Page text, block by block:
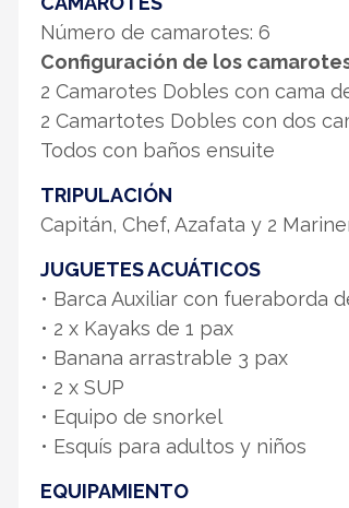
Número de camarotes: 6
Configuración de los
2 Camarotes Dobles con cama
2 Camartotes Dobles con dos
Todos con baños ensuite
TRIPULACIÓN
Capitán, Chef, Azafata y 2
JUGUETES ACUÁTICOS
• Barca Auxiliar con fueraborda
• 2 x Kayaks de 1 pax
• Banana arrastrable 3 pax
• 2 x SUP
• Equipo de snorkel
• Esquís para adultos y niños
EQUIPAMIENTO